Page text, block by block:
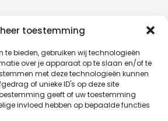
toestemming
te bieden, gebruiken wij technologieën
over je apparaat op te slaan en/of te
met deze technologieën kunnen
of unieke ID's op deze site
geeft of uw toestemming
invloed hebben op bepaalde functies